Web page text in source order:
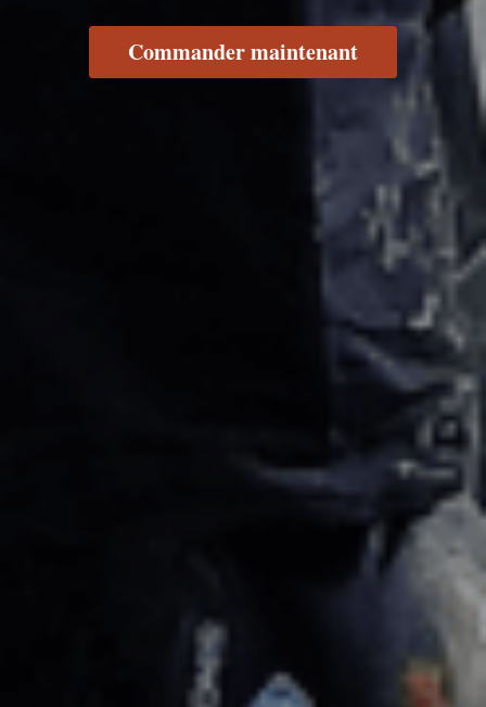
Commander maintenant